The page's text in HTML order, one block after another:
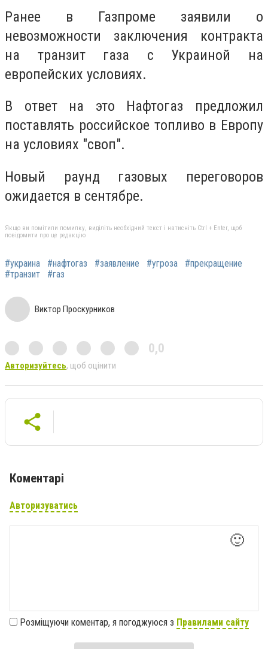
Ранее в Газпроме заявили о
невозможности заключения контракта
на транзит газа с Украиной на
европейских условиях.
В ответ на это Нафтогаз предложил
поставлять российское топливо в Европу
на условиях "своп".
Новый раунд газовых переговоров
ожидается в сентябре.
Якщо ви помітили помилку, виділіть необхідний текст і натисніть Ctrl + Enter, щоб
повідомити про це редакцію
#украина #нафтогаз #заявление #угроза
#прекращение
#транзит
#газ
Виктор Проскурников
0,0
Авторизуйтесь, щоб оцінити
Коментарі
Авторизуватись
🙂
Розміщуючи коментар, я погоджуюся з Правилами сайту